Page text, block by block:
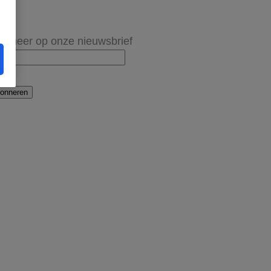
op onze nieuwsbrief